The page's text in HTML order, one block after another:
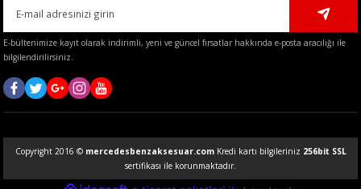
E-bültenimize kayıt olarak indirimli, yeni ve güncel fırsatlar hakkında e-posta aracılığı ile
bilgilendirilirsiniz.
Copyright 2016 © mercedesbenzaksesuar.comKredi kartı bilgileriniz 256bit SSL
sertifikası ile korunmaktadır.